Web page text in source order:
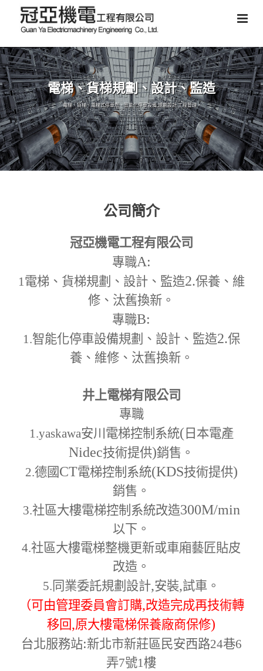
電梯、貨梯規劃、設計、監造
電梯、貨梯、電梯式停車塔、智能化停車設備,規劃設計,工程管理。
公司簡介
冠亞機電工程有限公司
專職A:
1電梯、貨梯規劃、設計、監造2.保養、維
修、汰舊換新。
專職B:
1.智能化停車設備規劃、設計、監造2.保
養、維修、汰舊換新。
井上電梯有限公司
專職
1.yaskawa安川電梯控制系統( 日本電產
Nidec技術提供)銷售。
2.德國 CT電梯控制系統(KDS技術提供)
銷售。
3.社區大樓電梯控制系統改造300M/min
以下。
4.社區大樓電梯整機更新或車廂藝匠貼皮
改造。
5. 同業委託規劃設計,安裝,試車。
（可由管理委員會訂購,改造完成再技術轉
移回,原大樓電梯保養廠商保修)
台北服務站:新北市新莊區民安西路24巷6
弄7號1樓